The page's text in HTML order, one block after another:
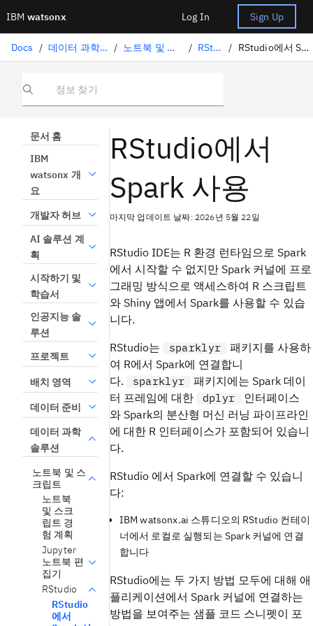
IBM watsonx Log In Sign Up
Docs / 데이터 과학 솔루션 / 노트북 및 스크립트 / RStudio / RStudio에서 Spark 사용
정보 찾기
문서 홈
IBM
watsonx 개
요
개발자 허브
AI 솔루션 계
획
시작하기 및
학습서
인공지능 솔
루션
프로젝트
배치 영역
데이터 준비
데이터 과학
솔루션
노트북 및 스
크립트
노트북
및 스크
립트 경
험 계획
Jupyter
노트북 편
집기
RStudio
RStudio
에서
RStudio에서
Spark 사용
마지막 업데이트 날짜: 2026년 5월 22일
RStudio IDE는 R 환경 런타임으로 Spark
에서 시작할 수 없지만 Spark 커널에 프로
그래밍 방식으로 액세스하여 R 스크립트
와 Shiny 앱에서 Spark를 사용할 수 있습
니다.
RStudio는
sparklyr
패키지를 사용하
여 R에서 Spark에 연결합니
다.
sparklyr
패키지에는 Spark 데이
터 프레임에 대한
dplyr
인터페이스
와 Spark의 분산형 머신 러닝 파이프라인
에 대한 R 인터페이스가 포함되어 있습니
다.
RStudio 에서 Spark에 연결할 수 있습니
다:
IBM watsonx.ai 스튜디오의 RStudio 컨테이
너에서 로컬로 실행되는 Spark 커널에 연결
합니다
RStudio에는 두 가지 방법 모두에 대해 애
플리케이션에서 Spark 커널에 연결하는
방법을 보여주는 샘플 코드 스니펫이 포